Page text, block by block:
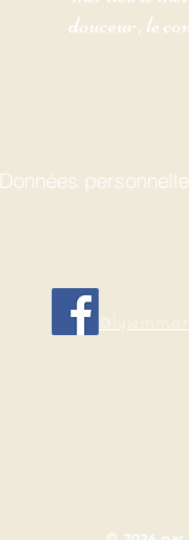
douceur, le
Données